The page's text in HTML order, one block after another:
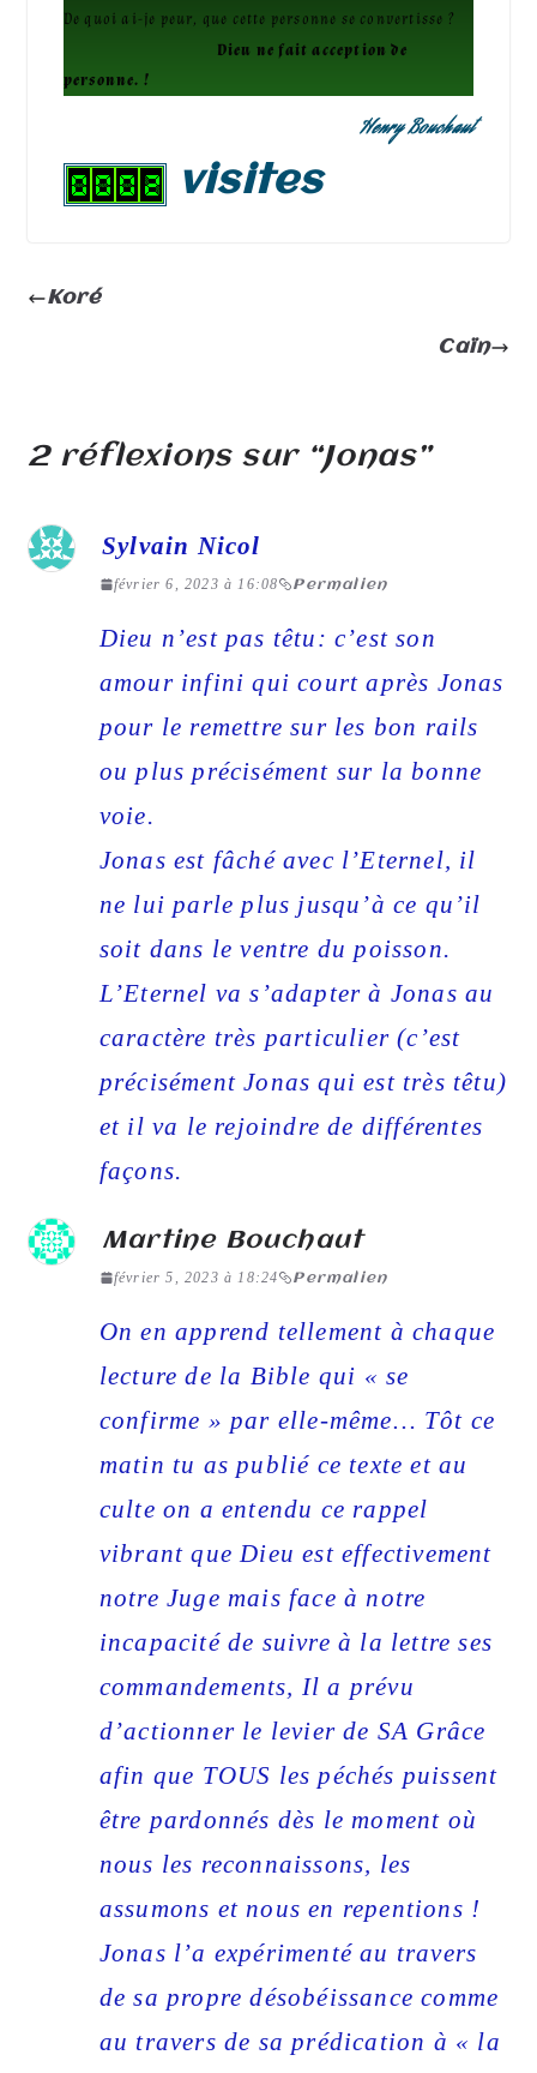
De quoi ai-je peur, que cette personne se convertisse ?
Dieu ne fait acception de
personne. !
Henry Bouchaut
visites
Koré
Caïn
2 réflexions sur “Jonas”
Sylvain Nicol
février 6, 2023 à 16:08 Permalien
Dieu n’est pas têtu: c’est son
amour infini qui court après Jonas
pour le remettre sur les bon rails
ou plus précisément sur la bonne
voie.
Jonas est fâché avec l’Eternel, il
ne lui parle plus jusqu’à ce qu’il
soit dans le ventre du poisson.
L’Eternel va s’adapter à Jonas au
caractère très particulier (c’est
précisément Jonas qui est très têtu)
et il va le rejoindre de différentes
façons.
Martine Bouchaut
février 5, 2023 à 18:24 Permalien
On en apprend tellement à chaque
lecture de la Bible qui « se
confirme » par elle-même… Tôt ce
matin tu as publié ce texte et au
culte on a entendu ce rappel
vibrant que Dieu est effectivement
notre Juge mais face à notre
incapacité de suivre à la lettre ses
commandements, Il a prévu
d’actionner le levier de SA Grâce
afin que TOUS les péchés puissent
être pardonnés dès le moment où
nous les reconnaissons, les
assumons et nous en repentions !
Jonas l’a expérimenté au travers
de sa propre désobéissance comme
au travers de sa prédication à « la